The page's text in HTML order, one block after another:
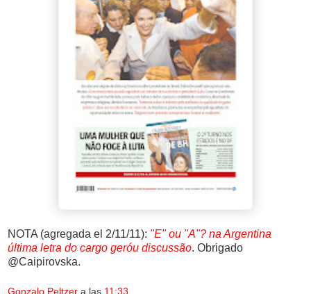
NOTA (agregada el 2/11/11): "E" ou "A"? na Argentina
última letra do cargo geróu discussão. Obrigado
@Caipirovska.
Gonzalo Peltzer a las 11:33